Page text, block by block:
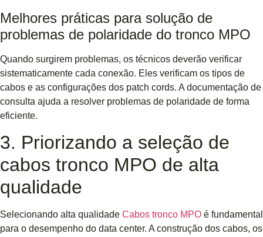
Melhores práticas para solução de
problemas de polaridade do tronco MPO
Quando surgirem problemas, os técnicos deverão verificar
sistematicamente cada conexão. Eles verificam os tipos de
cabos e as configurações dos patch cords. A documentação de
consulta ajuda a resolver problemas de polaridade de forma
eficiente.
3. Priorizando a seleção de
cabos tronco MPO de alta
qualidade
Selecionando alta qualidade Cabos tronco MPO é fundamental
para o desempenho do data center. A construção dos cabos, os